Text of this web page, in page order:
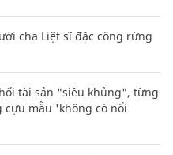
cha Liệt sĩ đặc công rừng
tài sản "siêu khủng", từng
cựu mẫu 'không có nổi